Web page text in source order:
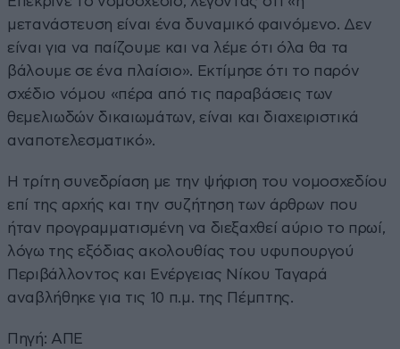
μετανάστευση είναι ένα δυναμικό φαινόμενο. Δεν
είναι για να παίζουμε και να λέμε ότι όλα θα τα
βάλουμε σε ένα πλαίσιο». Εκτίμησε ότι το παρόν
σχέδιο νόμου «πέρα από τις παραβάσεις των
θεμελιωδών δικαιωμάτων, είναι και διαχειριστικά
αναποτελεσματικό».
H τρίτη συνεδρίαση με την ψήφιση του νομοσχεδίου
επί της αρχής και την συζήτηση των άρθρων που
ήταν προγραμματισμένη να διεξαχθεί αύριο το πρωί,
λόγω της εξόδιας ακολουθίας του υφυπουργού
Περιβάλλοντος και Ενέργειας Νίκου Ταγαρά
αναβλήθηκε για τις 10 π.μ. της Πέμπτης.
Πηγή: ΑΠΕ